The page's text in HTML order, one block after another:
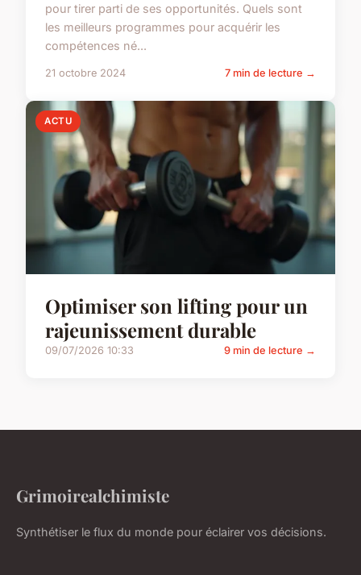
pour tirer parti de ses opportunités. Quels sont
les meilleurs programmes pour acquérir les
compétences né...
21 octobre 2024 7 min de lecture →
ACTU
Optimiser son lifting pour un
rajeunissement durable
09/07/2026 10:33 9 min de lecture →
Grimoirealchimiste
Synthétiser le flux du monde pour éclairer vos décisions.